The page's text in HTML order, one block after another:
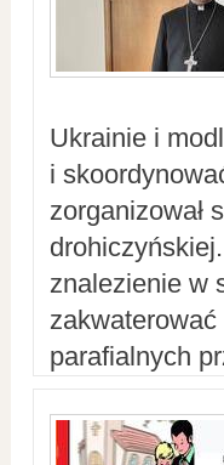
Ukrainie i
i
zorganizował
znalezienie w
zakwaterować
parafialnych